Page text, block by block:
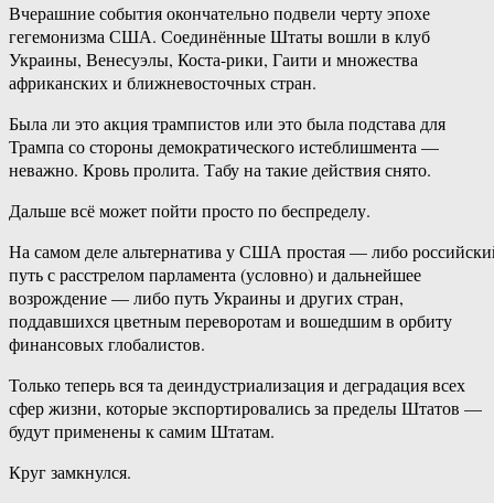
Вчерашние события окончательно подвели черту эпохе
гегемонизма США. Соединённые Штаты вошли в клуб
Украины, Венесуэлы, Коста-рики, Гаити и множества
африканских и ближневосточных стран.
Была ли это акция трампистов или это была подстава для
Трампа со стороны демократического истеблишмента —
неважно. Кровь пролита. Табу на такие действия снято.
Дальше всё может пойти просто по беспределу.
На самом деле альтернатива у США простая — либо
путь с расстрелом парламента (условно) и дальнейшее
возрождение — либо путь Украины и других стран,
поддавшихся цветным переворотам и вошедшим в орбиту
финансовых глобалистов.
Только теперь вся та деиндустриализация и деградация всех
сфер жизни, которые экспортировались за пределы Штатов —
будут применены к самим Штатам.
Круг замкнулся.